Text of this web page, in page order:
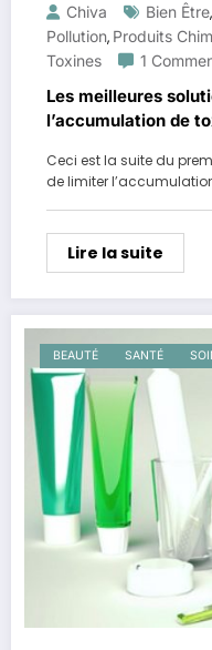
Chiva Bien Être,
Pollution, Produits
Toxines
1
Les meilleures
l’accumulation de
2)
Ceci est la suite du
de limiter
Lire la suite
BEAUTÉ SANTÉ